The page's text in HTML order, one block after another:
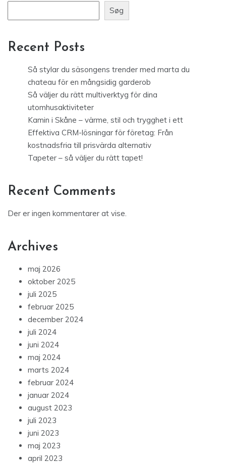
Søg
Recent Posts
Så stylar du säsongens trender med marta du
chateau för en mångsidig garderob
Så väljer du rätt multiverktyg för dina
utomhusaktiviteter
Kamin i Skåne – värme, stil och trygghet i ett
Effektiva CRM-lösningar för företag: Från
kostnadsfria till prisvärda alternativ
Tapeter – så väljer du rätt tapet!
Recent Comments
Der er ingen kommentarer at vise.
Archives
maj 2026
oktober 2025
juli 2025
februar 2025
december 2024
juli 2024
juni 2024
maj 2024
marts 2024
februar 2024
januar 2024
august 2023
juli 2023
juni 2023
maj 2023
april 2023